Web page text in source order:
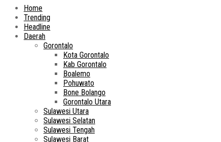
Home
Trending
Headline
Daerah
Gorontalo
Kota Gorontalo
Kab Gorontalo
Boalemo
Pohuwato
Bone Bolango
Gorontalo Utara
Sulawesi Utara
Sulawesi Selatan
Sulawesi Tengah
Sulawesi Barat